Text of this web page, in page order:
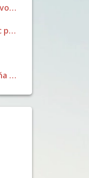
MAMILA - osveta a poradenstvo pri dojčení
OZ Plodar - medicínska pomoc pri neplodnosti
Čakáš nečakané dieťa? Poradňa pre ženy a dievčatá